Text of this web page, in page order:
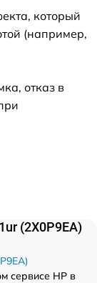
который
(например,
отказ в
(2X0P9EA)
сервисе HP в